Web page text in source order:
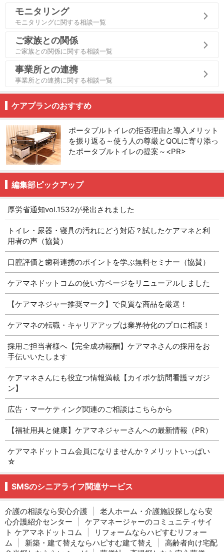
モニタリング
モニタリングに関する相談一覧
ご家族との関係
ご家族との関係に関する相談一覧
事業所との連携
事業所との連携に関する相談一覧
ケアプランのおすすめ
ポータブルトイレの拒否理由と導入メリット
を振り返る～使う人の尊厳とQOLに寄り添っ
たポータブルトイレの提案～<PR>
編集部ピックアップ
厚労省通知vol.1532が発出されました
トイレ・尿器・寝具の汚れにどう対応？試したケアマネと利
用者の声（協賛）
口腔評価と歯科連携のポイントを学ぶ無料セミナー（協賛）
ケアマネドットコムの使い方ページをリニューアルしました
【ケアマネジャー推奨マーク】で良質な商品を厳選！
ケアマネの転職・キャリアアップは業界特化のプロに相談！
採用ご担当者様へ【完全成功報酬】ケアマネさんの採用をお
手伝いいたします
ケアマネさんにも役立つ情報満載【カイポケ訪問看護マガジ
ン】
広告・マーケティング関連のご相談はこちらから
【福祉用具と健康】ケアマネジャーさんへの最新情報（PR）
ケアマネドットコム会員になりませんか？メリットいっぱい
☆
SMSのシニアライフ関連サービス
介護の相談なら安心介護
老人ホーム・介護施設探しなら安
心介護紹介センター
ケアマネージャーのコミュニティサイ
ト ケアマネドットコム
リフォームならハピすむリフォー
ム
新築・建て替えならハピすむ建て替え
高齢者向け宅配